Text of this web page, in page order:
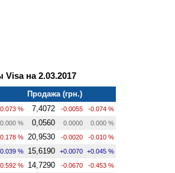
на 2.03.2017
Продажа (грн.)
% 7,4072 -0.0055 -0.074 %
0.000 % 0,0560 0.0000 0.000 %
% 20,9530 -0.0020 -0.010 %
% 15,6190 +0.0070 +0.045 %
% 14,7290 -0.0670 -0.453 %